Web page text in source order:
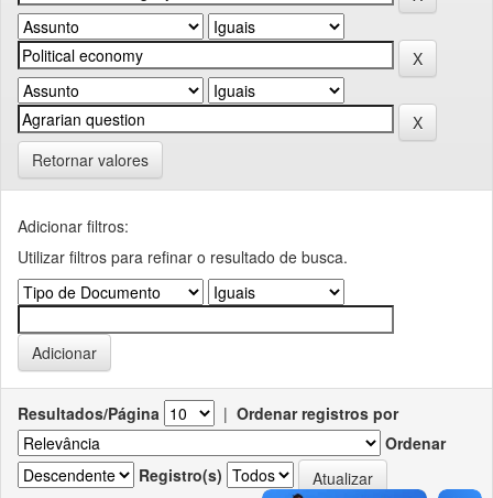
Retornar valores
Adicionar filtros:
Utilizar filtros para refinar o resultado de busca.
Resultados/Página | Ordenar registros por
Ordenar
Registro(s)